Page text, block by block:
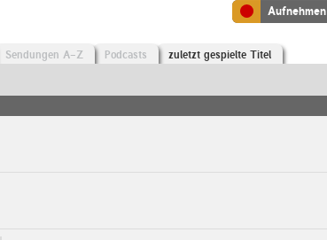
Aufnehmen
Sendungen A-Z Podcasts zuletzt gespielte Titel